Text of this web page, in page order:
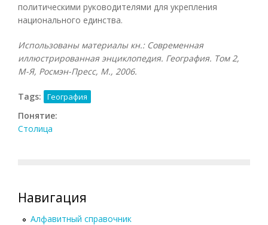
политическими руководителями для укрепления
национального единства.
Использованы материалы кн.: Современная
иллюстрированная энциклопедия. География. Том 2,
М-Я, Росмэн-Пресс, М., 2006.
Tags: География
Понятие:
Столица
Навигация
Алфавитный справочник